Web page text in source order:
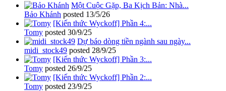
Một Cuộc Gặp, Ba Kịch Bản: Nhà...
Bảo Khánh posted 13/5/26
[Kiến thức Wyckoff] Phần 4:...
Tomy posted 30/9/25
Dự báo dòng tiền ngành sau ngày...
midi_stock49 posted 28/9/25
[Kiến thức Wyckoff] Phần 3:...
Tomy posted 26/9/25
[Kiến thức Wyckoff] Phần 2:...
Tomy posted 23/9/25